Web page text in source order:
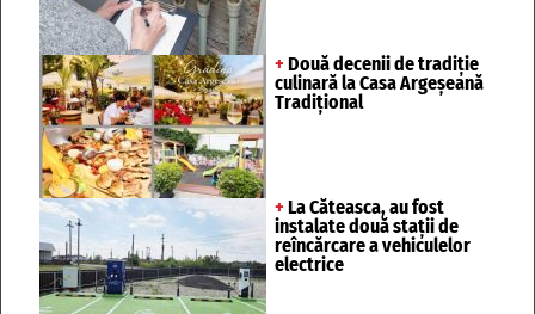
+ Două decenii de tradiție
culinară la Casa Argeșeană
Tradițional
+ La Căteasca, au fost
instalate două stații de
reîncărcare a vehiculelor
electrice